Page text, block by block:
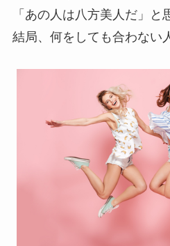
「あの人は八方美人だ」と
結局、何をしても合わない